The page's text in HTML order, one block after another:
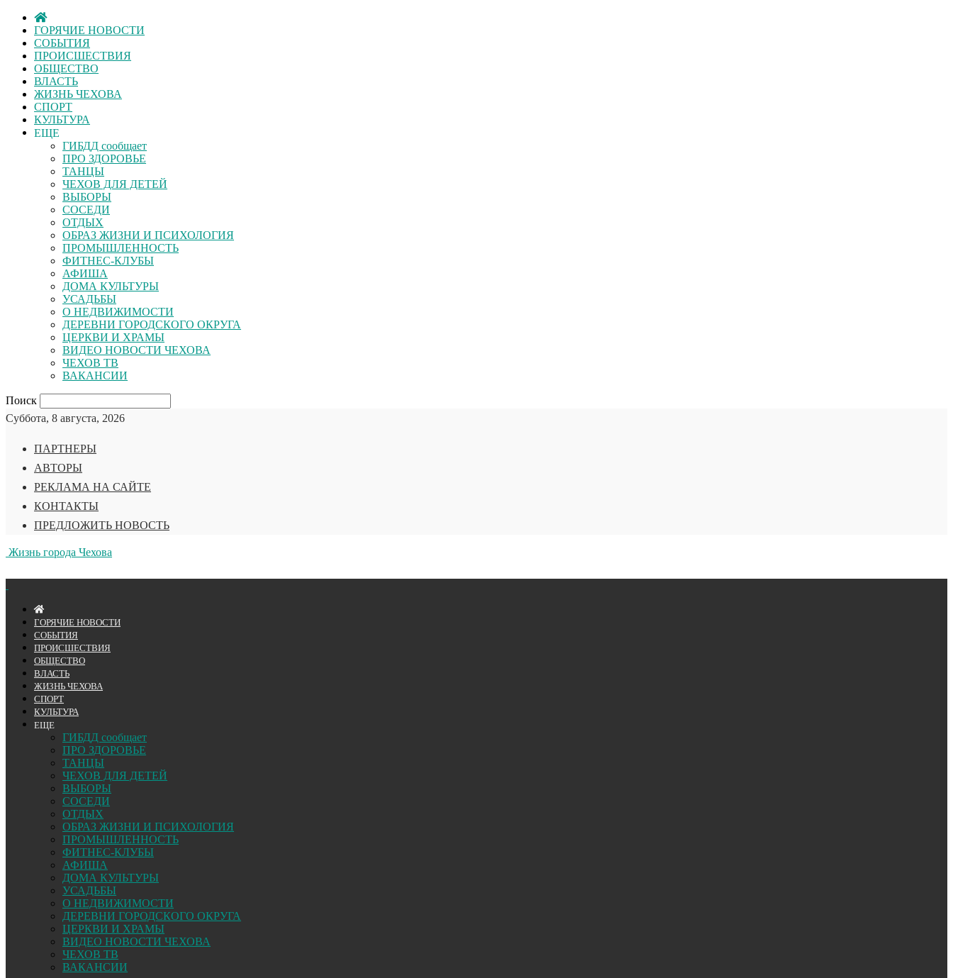
ГОРЯЧИЕ НОВОСТИ
СОБЫТИЯ
ПРОИСШЕСТВИЯ
ОБЩЕСТВО
ВЛАСТЬ
ЖИЗНЬ ЧЕХОВА
СПОРТ
КУЛЬТУРА
ЕЩЕ
ГИБДД сообщает
ПРО ЗДОРОВЬЕ
ТАНЦЫ
ЧЕХОВ ДЛЯ ДЕТЕЙ
ВЫБОРЫ
СОСЕДИ
ОТДЫХ
ОБРАЗ ЖИЗНИ И ПСИХОЛОГИЯ
ПРОМЫШЛЕННОСТЬ
ФИТНЕС-КЛУБЫ
АФИША
ДОМА КУЛЬТУРЫ
УСАДЬБЫ
О НЕДВИЖИМОСТИ
ДЕРЕВНИ ГОРОДСКОГО ОКРУГА
ЦЕРКВИ И ХРАМЫ
ВИДЕО НОВОСТИ ЧЕХОВА
ЧЕХОВ ТВ
ВАКАНСИИ
Поиск
Суббота, 8 августа, 2026
ПАРТНЕРЫ
АВТОРЫ
РЕКЛАМА НА САЙТЕ
КОНТАКТЫ
ПРЕДЛОЖИТЬ НОВОСТЬ
Жизнь города Чехова
ГОРЯЧИЕ НОВОСТИ
СОБЫТИЯ
ПРОИСШЕСТВИЯ
ОБЩЕСТВО
ВЛАСТЬ
ЖИЗНЬ ЧЕХОВА
СПОРТ
КУЛЬТУРА
ЕЩЕ
ГИБДД сообщает
ПРО ЗДОРОВЬЕ
ТАНЦЫ
ЧЕХОВ ДЛЯ ДЕТЕЙ
ВЫБОРЫ
СОСЕДИ
ОТДЫХ
ОБРАЗ ЖИЗНИ И ПСИХОЛОГИЯ
ПРОМЫШЛЕННОСТЬ
ФИТНЕС-КЛУБЫ
АФИША
ДОМА КУЛЬТУРЫ
УСАДЬБЫ
О НЕДВИЖИМОСТИ
ДЕРЕВНИ ГОРОДСКОГО ОКРУГА
ЦЕРКВИ И ХРАМЫ
ВИДЕО НОВОСТИ ЧЕХОВА
ЧЕХОВ ТВ
ВАКАНСИИ